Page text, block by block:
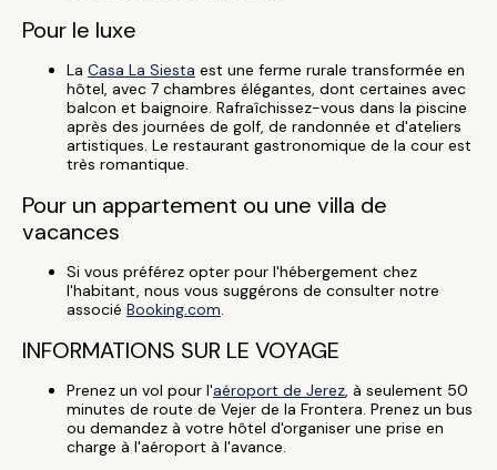
Pour le luxe
La Casa La Siesta est une ferme rurale transformée en
hôtel, avec 7 chambres élégantes, dont certaines avec
balcon et baignoire. Rafraîchissez-vous dans la piscine
après des journées de golf, de randonnée et d'ateliers
artistiques. Le restaurant gastronomique de la cour est
très romantique.
Pour un appartement ou une villa de
vacances
Si vous préférez opter pour l'hébergement chez
l'habitant, nous vous suggérons de consulter notre
associé Booking.com.
INFORMATIONS SUR LE VOYAGE
Prenez un vol pour l'aéroport de Jerez, à seulement 50
minutes de route de Vejer de la Frontera. Prenez un bus
ou demandez à votre hôtel d'organiser une prise en
charge à l'aéroport à l'avance.